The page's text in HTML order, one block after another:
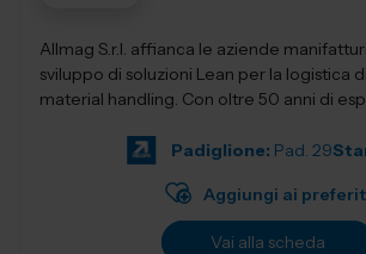
Allmag S.r.l. affianca le aziende
sviluppo di soluzioni Lean per la logistica
material handling. Con oltre 50 anni di
Padiglione: Pad. 29
Aggiungi ai
Vai alla scheda